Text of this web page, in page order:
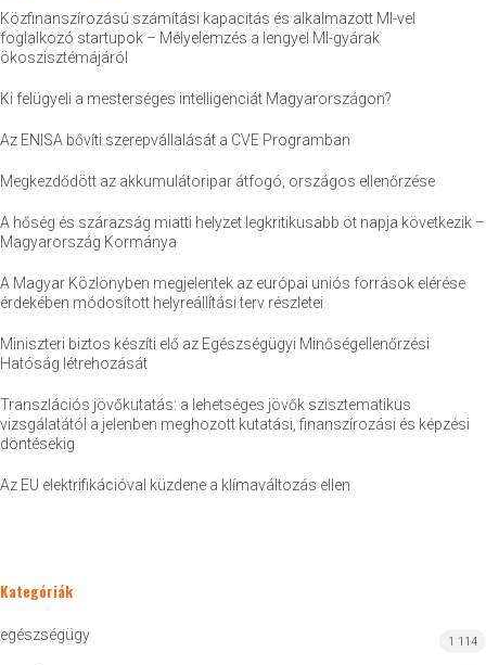
Közfinanszírozású számítási kapacitás és alkalmazott MI-vel
foglalkozó startupok – Mélyelemzés a lengyel MI-gyárak
ökoszisztémájáról
Ki felügyeli a mesterséges intelligenciát Magyarországon?
Az ENISA bővíti szerepvállalását a CVE Programban
Megkezdődött az akkumulátoripar átfogó, országos ellenőrzése
A hőség és szárazság miatti helyzet legkritikusabb öt napja következik –
Magyarország Kormánya
A Magyar Közlönyben megjelentek az európai uniós források elérése
érdekében módosított helyreállítási terv részletei
Miniszteri biztos készíti elő az Egészségügyi Minőségellenőrzési
Hatóság létrehozását
Transzlációs jövőkutatás: a lehetséges jövők szisztematikus
vizsgálatától a jelenben meghozott kutatási, finanszírozási és képzési
döntésekig
Az EU elektrifikációval küzdene a klímaváltozás ellen
Kategóriák
egészségügy 1 114